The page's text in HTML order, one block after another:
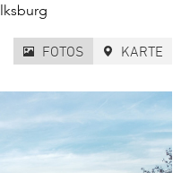
FOTOS KARTE